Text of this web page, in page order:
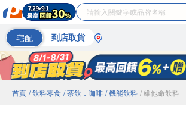
宅配 到店取貨
首頁 / 飲料零食 / 茶飲．咖啡 / 機能飲料 / 維他命飲料